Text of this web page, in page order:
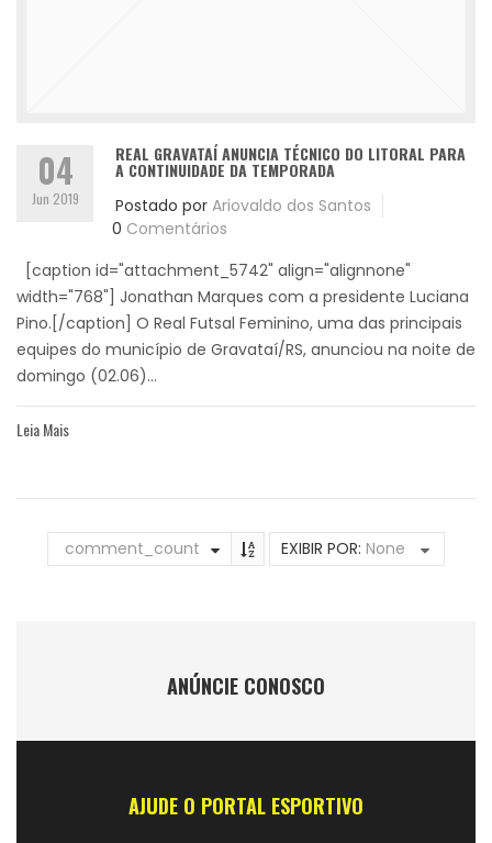
04
Jun 2019
REAL GRAVATAÍ ANUNCIA TÉCNICO DO LITORAL PARA
A CONTINUIDADE DA TEMPORADA
Postado por Ariovaldo dos Santos
0 Comentários
[caption id="attachment_5742" align="alignnone"
width="768"] Jonathan Marques com a presidente Luciana
Pino.[/caption] O Real Futsal Feminino, uma das principais
equipes do município de Gravataí/RS, anunciou na noite de
domingo (02.06)...
Leia Mais
comment_count EXIBIR POR: None
ANÚNCIE CONOSCO
AJUDE O PORTAL ESPORTIVO